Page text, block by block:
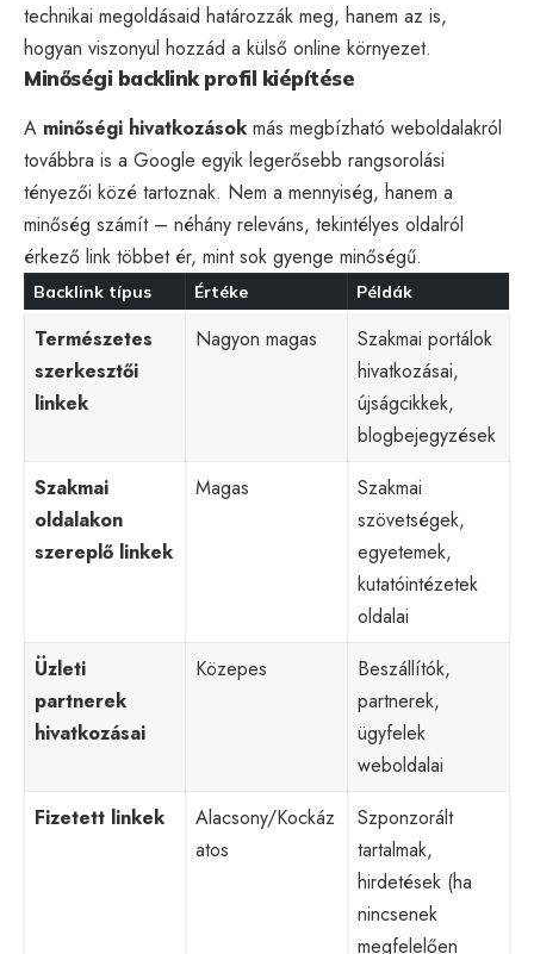
technikai megoldásaid határozzák meg, hanem az is,
hogyan viszonyul hozzád a külső online környezet.
Minőségi backlink profil kiépítése
A minőségi hivatkozások más megbízható weboldalakról
továbbra is a Google egyik legerősebb rangsorolási
tényezői közé tartoznak. Nem a mennyiség, hanem a
minőség számít – néhány releváns, tekintélyes oldalról
érkező link többet ér, mint sok gyenge minőségű.
Backlink típus Értéke Példák
Természetes
szerkesztői
linkek
Nagyon magas
Szakmai portálok
hivatkozásai,
újságcikkek,
blogbejegyzések
Szakmai
oldalakon
szereplő linkek
Magas
Szakmai
szövetségek,
egyetemek,
kutatóintézetek
oldalai
Üzleti
partnerek
hivatkozásai
Közepes
Beszállítók,
partnerek,
ügyfelek
weboldalai
Fizetett linkek
Alacsony/Kockáz
atos
Szponzorált
tartalmak,
hirdetések (ha
nincsenek
megfelelően